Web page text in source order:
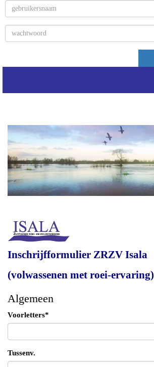
Inschrijfformulier ZRZV Isala
(volwassenen met roei-ervaring)
Algemeen
Voorletters*
Tussenv.